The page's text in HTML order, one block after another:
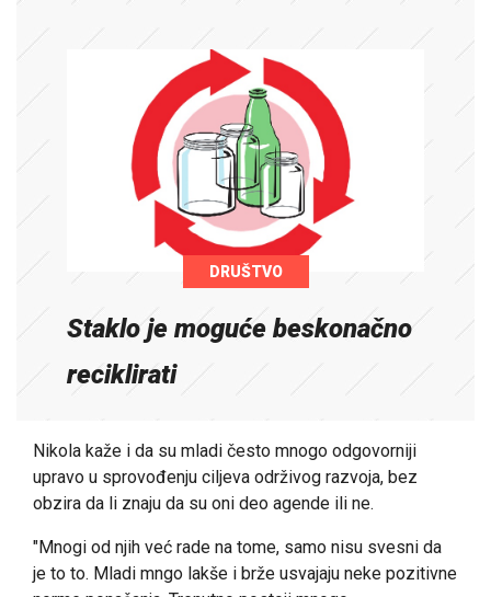
DRUŠTVO
Staklo je moguće beskonačno
reciklirati
Nikola kaže i da su mladi često mnogo odgovorniji
upravo u sprovođenju ciljeva održivog razvoja, bez
obzira da li znaju da su oni deo agende ili ne.
"Mnogi od njih već rade na tome, samo nisu svesni da
je to to. Mladi mngo lakše i brže usvajaju neke pozitivne